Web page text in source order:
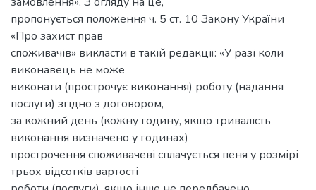
пропонується положення ч. 5 ст. 10 Закону України
«Про захист прав
споживачів» викласти в такій редакції: «У разі коли
виконавець не може
виконати (прострочує виконання) роботу (надання
послуги) згідно з договором,
за кожний день (кожну годину, якщо тривалість
виконання визначено у годинах)
прострочення споживачеві сплачується пеня у розмірі
трьох відсотків вартості